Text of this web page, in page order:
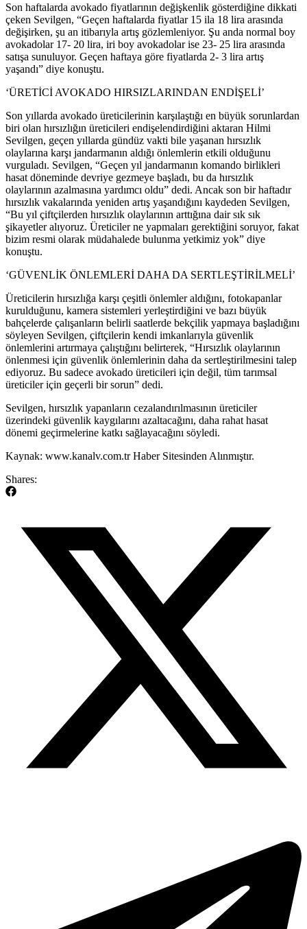
Son haftalarda avokado fiyatlarının değişkenlik gösterdiğine dikkati
çeken Sevilgen, “Geçen haftalarda fiyatlar 15 ila 18 lira arasında
değişirken, şu an itibarıyla artış gözlemleniyor. Şu anda normal boy
avokadolar 17- 20 lira, iri boy avokadolar ise 23- 25 lira arasında
satışa sunuluyor. Geçen haftaya göre fiyatlarda 2- 3 lira artış
yaşandı” diye konuştu.
‘ÜRETİCİ AVOKADO HIRSIZLARINDAN ENDİŞELİ’
Son yıllarda avokado üreticilerinin karşılaştığı en büyük sorunlardan
biri olan hırsızlığın üreticileri endişelendirdiğini aktaran Hilmi
Sevilgen, geçen yıllarda gündüz vakti bile yaşanan hırsızlık
olaylarına karşı jandarmanın aldığı önlemlerin etkili olduğunu
vurguladı. Sevilgen, “Geçen yıl jandarmanın komando birlikleri
hasat döneminde devriye gezmeye başladı, bu da hırsızlık
olaylarının azalmasına yardımcı oldu” dedi. Ancak son bir haftadır
hırsızlık vakalarında yeniden artış yaşandığını kaydeden Sevilgen,
“Bu yıl çiftçilerden hırsızlık olaylarının arttığına dair sık sık
şikayetler alıyoruz. Üreticiler ne yapmaları gerektiğini soruyor, fakat
bizim resmi olarak müdahalede bulunma yetkimiz yok” diye
konuştu.
‘GÜVENLİK ÖNLEMLERİ DAHA DA SERTLEŞTİRİLMELİ’
Üreticilerin hırsızlığa karşı çeşitli önlemler aldığını, fotokapanlar
kurulduğunu, kamera sistemleri yerleştirdiğini ve bazı büyük
bahçelerde çalışanların belirli saatlerde bekçilik yapmaya başladığını
söyleyen Sevilgen, çiftçilerin kendi imkanlarıyla güvenlik
önlemlerini artırmaya çalıştığını belirterek, “Hırsızlık olaylarının
önlenmesi için güvenlik önlemlerinin daha da sertleştirilmesini talep
ediyoruz. Bu sadece avokado üreticileri için değil, tüm tarımsal
üreticiler için geçerli bir sorun” dedi.
Sevilgen, hırsızlık yapanların cezalandırılmasının üreticiler
üzerindeki güvenlik kaygılarını azaltacağını, daha rahat hasat
dönemi geçirmelerine katkı sağlayacağını söyledi.
Kaynak: www.kanalv.com.tr Haber Sitesinden Alınmıştır.
Shares: